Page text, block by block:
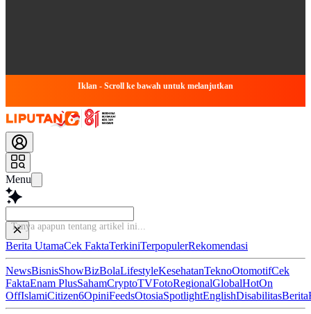
Iklan - Scroll ke bawah untuk melanjutkan
Menu
T
Berita UtamaCek FaktaTerkiniTerpopulerRekomendasi
NewsBisnisShowBizBolaLifestyleKesehatanTeknoOtomotifCek
FaktaEnam PlusSahamCryptoTVFotoRegionalGlobalHotOn
OffIslamiCitizen6OpiniFeedsOtosiaSpotlightEnglishDisabilitasBerita